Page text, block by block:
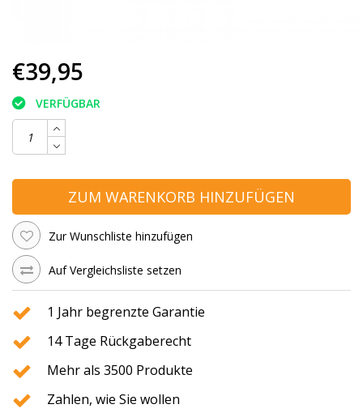
€39,95
VERFÜGBAR
ZUM WARENKORB HINZUFÜGEN
Zur Wunschliste hinzufügen
Auf Vergleichsliste setzen
1 Jahr begrenzte Garantie
14 Tage Rückgaberecht
Mehr als 3500 Produkte
Zahlen, wie Sie wollen